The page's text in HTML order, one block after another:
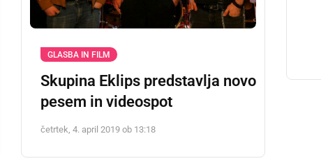
GLASBA IN FILM
Skupina Eklips predstavlja novo
pesem in videospot
četrtek, 4. april 2019 ob 13:18